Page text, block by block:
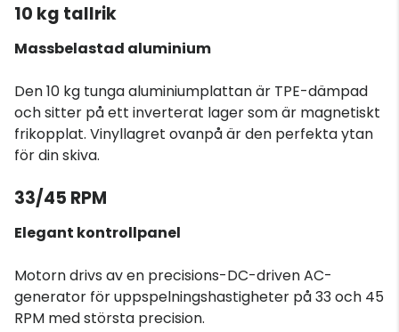
10 kg tallrik
Massbelastad aluminium
Den 10 kg tunga aluminiumplattan är TPE-dämpad
och sitter på ett inverterat lager som är magnetiskt
frikopplat. Vinyllagret ovanpå är den perfekta ytan
för din skiva.
33/45 RPM
Elegant kontrollpanel
Motorn drivs av en precisions-DC-driven AC-
generator för uppspelningshastigheter på 33 och 45
RPM med största precision.